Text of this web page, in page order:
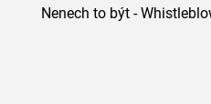
Nenech to být -